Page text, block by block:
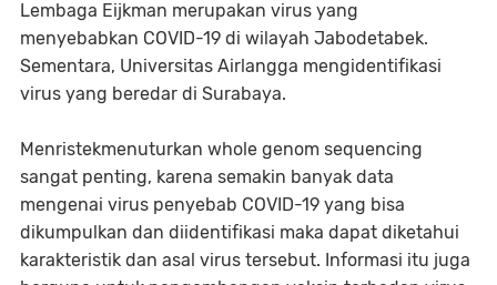
Lembaga Eijkman merupakan virus yang
menyebabkan COVID-19 di wilayah Jabodetabek.
Sementara, Universitas Airlangga mengidentifikasi
virus yang beredar di Surabaya.
Menristekmenuturkan whole genom sequencing
sangat penting, karena semakin banyak data
mengenai virus penyebab COVID-19 yang bisa
dikumpulkan dan diidentifikasi maka dapat diketahui
karakteristik dan asal virus tersebut. Informasi itu juga